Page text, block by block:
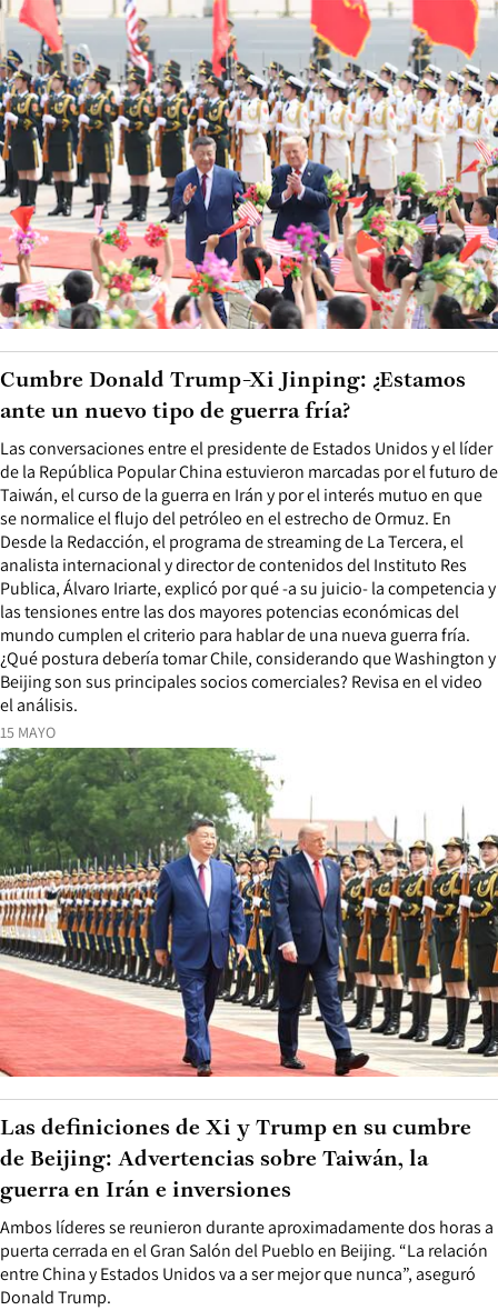
15 MAYO
Las conversaciones entre el presidente de Estados Unidos y el líder
de la República Popular China estuvieron marcadas por el futuro de
Taiwán, el curso de la guerra en Irán y por el interés mutuo en que
se normalice el flujo del petróleo en el estrecho de Ormuz. En
Desde la Redacción, el programa de streaming de La Tercera, el
analista internacional y director de contenidos del Instituto Res
Publica, Álvaro Iriarte, explicó por qué -a su juicio- la competencia y
las tensiones entre las dos mayores potencias económicas del
mundo cumplen el criterio para hablar de una nueva guerra fría.
¿Qué postura debería tomar Chile, considerando que Washington y
Beijing son sus principales socios comerciales? Revisa en el video
el análisis.
Cumbre Donald Trump-Xi Jinping: ¿Estamos
ante un nuevo tipo de guerra fría?
Ambos líderes se reunieron durante aproximadamente dos horas a
puerta cerrada en el Gran Salón del Pueblo en Beijing. “La relación
entre China y Estados Unidos va a ser mejor que nunca”, aseguró
Donald Trump.
Las definiciones de Xi y Trump en su cumbre
de Beijing: Advertencias sobre Taiwán, la
guerra en Irán e inversiones